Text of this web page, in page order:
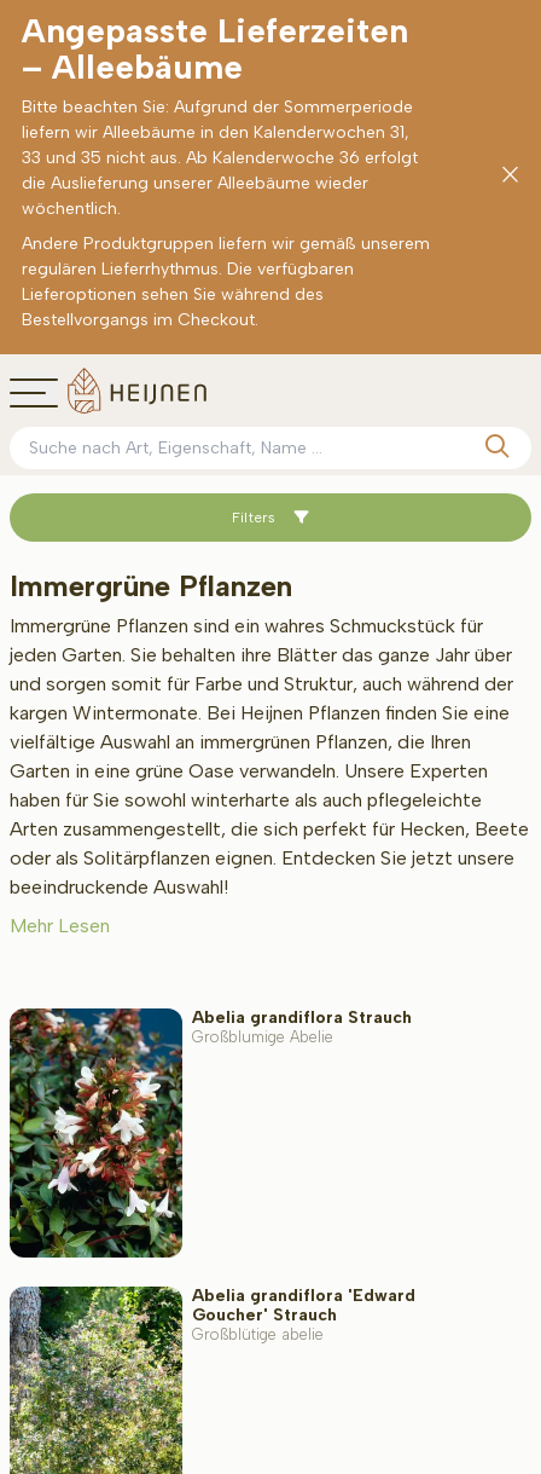
Angepasste Lieferzeiten
– Alleebäume
Bitte beachten Sie: Aufgrund der Sommerperiode
liefern wir Alleebäume in den Kalenderwochen 31,
33 und 35 nicht aus. Ab Kalenderwoche 36 erfolgt
die Auslieferung unserer Alleebäume wieder
wöchentlich.
Andere Produktgruppen liefern wir gemäß unserem
regulären Lieferrhythmus. Die verfügbaren
Lieferoptionen sehen Sie während des
Bestellvorgangs im Checkout.
Sortieren nach
Beschikbaar
Wurzel-Typ
Höhe bei Lieferung (cm)
Art/Geschlecht
Standort
Wuchsform
Anwendung
Blütenfarbe
Filters
Immergrüne Pflanzen
Immergrüne Pflanzen sind ein wahres Schmuckstück für
jeden Garten. Sie behalten ihre Blätter das ganze Jahr über
und sorgen somit für Farbe und Struktur, auch während der
kargen Wintermonate. Bei Heijnen Pflanzen finden Sie eine
vielfältige Auswahl an immergrünen Pflanzen, die Ihren
Garten in eine grüne Oase verwandeln. Unsere Experten
haben für Sie sowohl winterharte als auch pflegeleichte
Arten zusammengestellt, die sich perfekt für Hecken, Beete
oder als Solitärpflanzen eignen. Entdecken Sie jetzt unsere
beeindruckende Auswahl!
Mehr Lesen
Abelia grandiflora Strauch
Großblumige Abelie
Abelia grandiflora 'Edward
Goucher' Strauch
Großblütige abelie